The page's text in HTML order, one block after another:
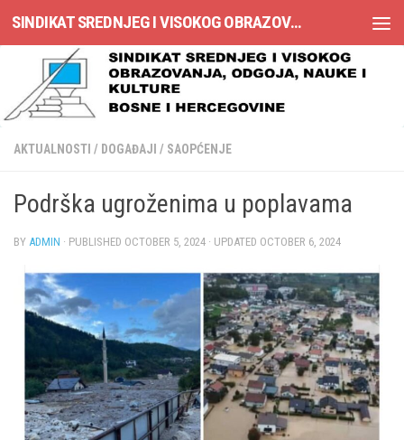
Skip to content SINDIKAT SREDNJEG I VISOKOG OBRAZOVANJA, ODGOJA, NAUKE I KULTURE BOSNE I HERCEGOVINE
AKTUALNOSTI / DOGAĐAJI / SAOPĆENJE
Podrška ugroženima u poplavama
BY ADMIN · PUBLISHED OCTOBER 5, 2024 · UPDATED OCTOBER 6, 2024